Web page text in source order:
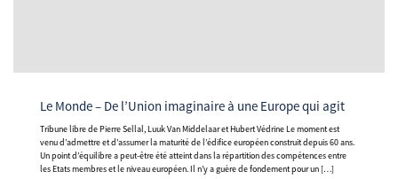
Le Monde – De l’Union imaginaire à une Europe qui agit
Tribune libre de Pierre Sellal, Luuk Van Middelaar et Hubert Védrine Le moment est
venu d’admettre et d’assumer la maturité de l’édifice européen construit depuis 60 ans.
Un point d’équilibre a peut-être été atteint dans la répartition des compétences entre
les Etats membres et le niveau européen. Il n’y a guère de fondement pour un […]